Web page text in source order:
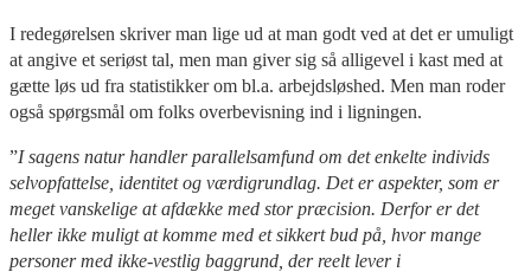
I redegørelsen skriver man lige ud at man godt ved at det er umuligt
at angive et seriøst tal, men man giver sig så alligevel i kast med at
gætte løs ud fra statistikker om bl.a. arbejdsløshed. Men man roder
også spørgsmål om folks overbevisning ind i ligningen.
”I sagens natur handler parallelsamfund om det enkelte individs
selvopfattelse, identitet og værdigrundlag. Det er aspekter, som er
meget vanskelige at afdække med stor præcision. Derfor er det
heller ikke muligt at komme med et sikkert bud på, hvor mange
personer med ikke-vestlig baggrund, der reelt lever i